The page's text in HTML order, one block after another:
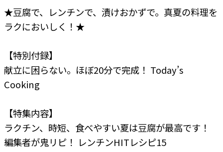
★豆腐で、レンチンで、漬けおかずで。真夏の料理を
ラクにおいしく！★
【特別付録】
献立に困らない。ほぼ20分で完成！ Today’s
Cooking
【特集内容】
ラクチン、時短、食べやすい夏は豆腐が最高です！
編集者が鬼リピ！ レンチンHITレシピ15